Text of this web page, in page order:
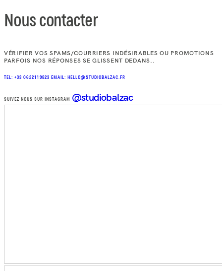
Nous contacter
VÉRIFIER VOS SPAMS/COURRIERS INDÉSIRABLES OU PROMOTIONS
PARFOIS NOS RÉPONSES SE GLISSENT DEDANS..
TEL: +33 0622119823 EMAIL: HELLO@STUDIOBALZAC.FR
SUIVEZ NOUS SUR INSTAGRAM @studiobalzac